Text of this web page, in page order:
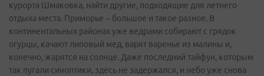
курорта Шмаковка, найти другие, подходящие для летнего
отдыха места. Приморье – большое и такое разное. В
континентальных районах уже ведрами собирают с грядок
огурцы, качают липовый мед, варят варенье из малины и,
конечно, жарятся на солнце. Даже последний тайфун, которым
так пугали синоптики, здесь не задержался, и небо уже снова